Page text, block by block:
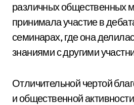
различных общественных
принимала участие в
семинарах, где она
знаниями с другими
Отличительной чертой
и общественной